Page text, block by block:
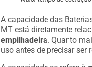
A capacidade das
MT está diretamente
empilhadeira . Quanto
uso antes de precisar ser
A capacidade se refere à